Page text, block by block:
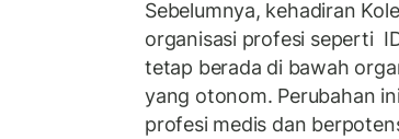
Sebelumnya, kehadiran
organisasi profesi seperti
tetap berada di bawah
yang otonom. Perubahan
profesi medis dan